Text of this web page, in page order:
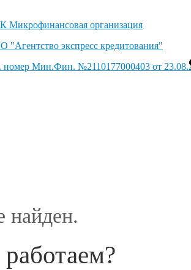
Микрофинансовая организация
"Агентство экспресс кредитования"
номер Мин.Фин. №2110177000403 от
найден.